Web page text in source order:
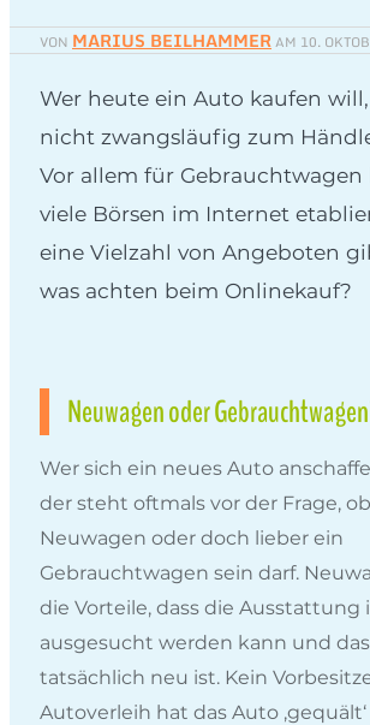
VON MARIUS BEILHAMMERAM 10.
Wer heute ein Auto kaufen
nicht zwangsläufig zum
Vor allem für Gebrauchtwagen
viele Börsen im Internet
eine Vielzahl von Angeboten
was achten beim Onlinekauf?
Neuwagen oder
Wer sich ein neues Auto
der steht oftmals vor der Frage,
Neuwagen oder doch lieber ein
Gebrauchtwagen sein darf.
die Vorteile, dass die Ausstattung
ausgesucht werden kann und
tatsächlich neu ist. Kein
Autoverleih hat das Auto